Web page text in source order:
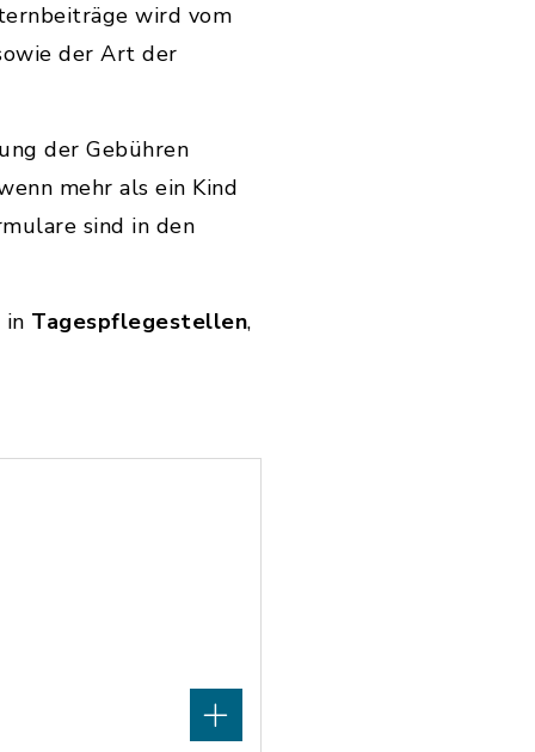
wird vom
der Art der
der Gebühren
mehr als ein Kind
sind in den
in Tagespflegestellen,